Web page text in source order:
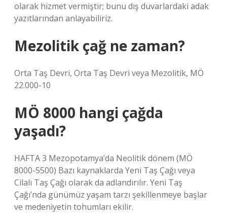
olarak hizmet vermiştir; bunu dış duvarlardaki adak
yazıtlarından anlayabiliriz.
Mezolitik çağ ne zaman?
Orta Taş Devri, Orta Taş Devri veya Mezolitik, MÖ
22.000-10
MÖ 8000 hangi çağda
yaşadı?
HAFTA 3 Mezopotamya’da Neolitik dönem (MÖ
8000-5500) Bazı kaynaklarda Yeni Taş Çağı veya
Cilalı Taş Çağı olarak da adlandırılır. Yeni Taş
Çağı’nda günümüz yaşam tarzı şekillenmeye başlar
ve medeniyetin tohumları ekilir.